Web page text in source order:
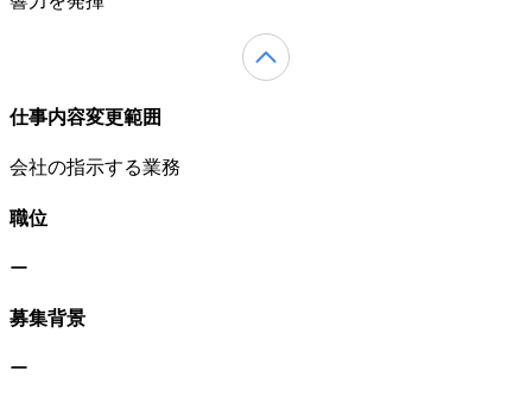
仕事内容変更範囲
会社の指示する業務
職位
ー
募集背景
ー